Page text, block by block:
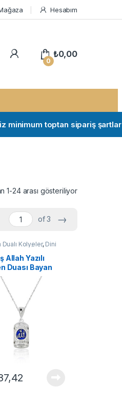
Hesabım
My Account
0
₺0,00
toptan sipariş şartları için
1-24 arası gösteriliyor
of 3 →
Kolyeler, Dini
GÜMÜŞ TAKI
, Kolye
Allah Yazılı
Duası Bayan